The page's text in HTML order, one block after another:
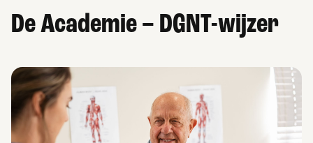
De Academie – DGNT-wijzer